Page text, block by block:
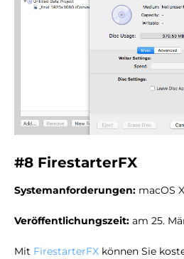
#8 FirestarterFX
Systemanforderungen: macOS
Veröffentlichungszeit: am 25.
Mit FirestarterFX können Sie